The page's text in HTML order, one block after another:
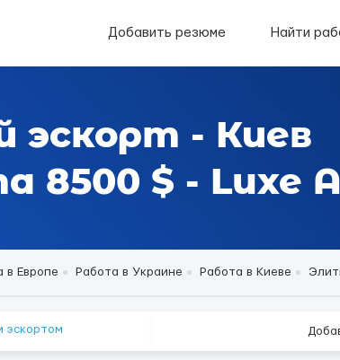
Добавить резюме Найти
эскорт - Киев
8500 $ - Luxe
в Европе Работа в Украине Работа в Киеве